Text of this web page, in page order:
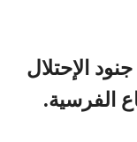
الإحتلال
الفرسية.